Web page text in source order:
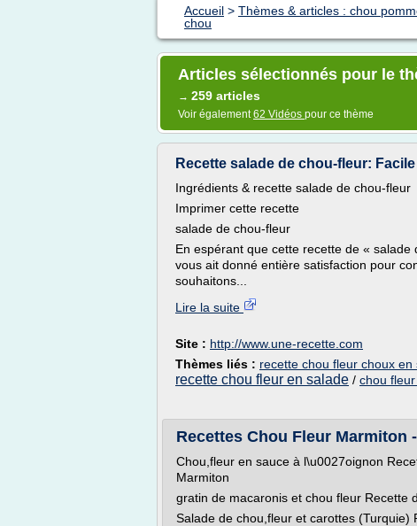
Accueil > Thèmes & articles : chou
chou
Articles sélectionnés pour le
→ 259 articles
Voir également62 Vidéos pour ce thème
Recette salade de chou-fleur:
Ingrédients & recette salade de chou-fleur
Imprimer cette recette
salade de chou-fleur
En espérant que cette recette de «
vous ait donné entière satisfaction pour
souhaitons...
Lire la suite
Site : http://www.une-recette.com
Thèmes liés : recette chou fleur choux en
recette chou fleur en salade / chou
Recettes Chou Fleur Marmiton
Chou,fleur en sauce à l\u0027oignon
Marmiton
gratin de macaronis et chou fleur Recette
Salade de chou,fleur et carottes